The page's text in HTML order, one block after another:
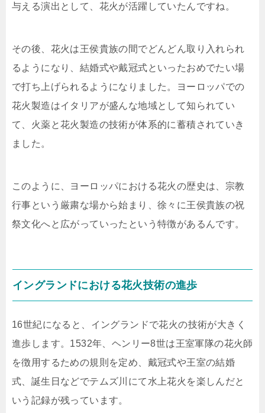
与える演出として、花火が活躍していたんですね。
その後、花火は王侯貴族の間でどんどん取り入れられ
るようになり、結婚式や戴冠式といったおめでたい場
で打ち上げられるようになりました。ヨーロッパでの
花火製造はイタリアが盛んな地域として知られてい
て、火薬と花火製造の技術が体系的に蓄積されていき
ました。
このように、ヨーロッパにおける花火の歴史は、宗教
行事という厳粛な場から始まり、徐々に王侯貴族の祝
祭文化へと広がっていったという特徴があるんです。
イングランドにおける花火技術の進歩
16世紀になると、イングランドで花火の技術が大きく
進歩します。1532年、ヘンリー8世は王室軍隊の花火師
を徴用するための規則を定め、戴冠式や王室の結婚
式、誕生日などでテムズ川にて水上花火を楽しんだと
いう記録が残っています。